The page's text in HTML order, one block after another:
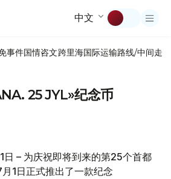
中文
事件国情咨文跨里海国际运输路线/中间走廊
25 JYL»纪念币
– 为庆祝即将到来的第25个首都
1日正式推出了一款纪念